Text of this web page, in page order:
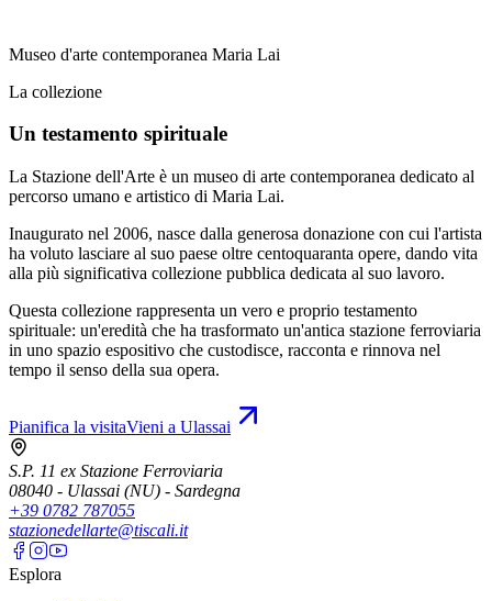
Museo d'arte contemporanea Maria Lai
La collezione
Un testamento spirituale
La Stazione dell'Arte è un museo di arte contemporanea dedicato al
percorso umano e artistico di Maria Lai.
Inaugurato nel 2006, nasce dalla generosa donazione con cui l'artista
ha voluto lasciare al suo paese oltre centoquaranta opere, dando vita
alla più significativa collezione pubblica dedicata al suo lavoro.
Questa collezione rappresenta un vero e proprio testamento
spirituale: un'eredità che ha trasformato un'antica stazione ferroviaria
in uno spazio espositivo che custodisce, racconta e rinnova nel
tempo il senso della sua opera.
Pianifica la visitaVieni a Ulassai
S.P. 11 ex Stazione Ferroviaria
08040 - Ulassai (NU) - Sardegna
+39 0782 787055
stazionedellarte@tiscali.it
Esplora